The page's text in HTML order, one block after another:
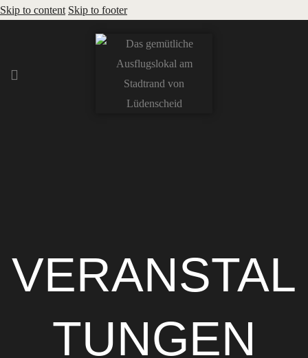
Skip to content Skip to footer
VERANSTAL
TUNGEN